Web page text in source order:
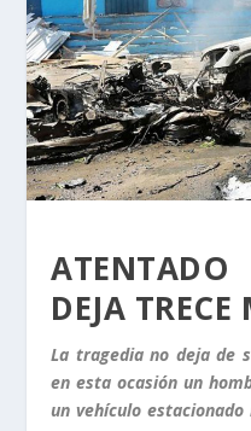
DEJA TRECE
La tragedia no deja de
en esta ocasión un
un vehículo